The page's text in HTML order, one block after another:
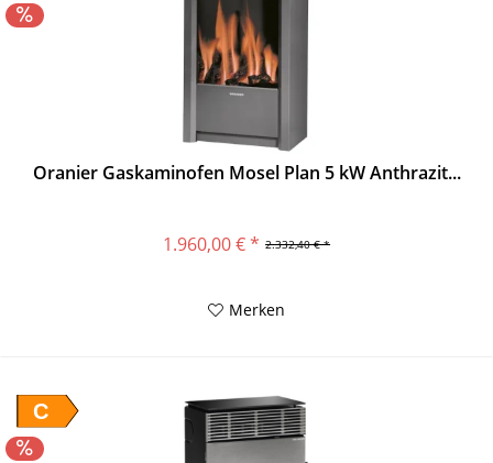
Oranier Gaskaminofen Mosel Plan 5 kW Anthrazit...
2.332,40 € *
1.960,00 € *
Merken
C